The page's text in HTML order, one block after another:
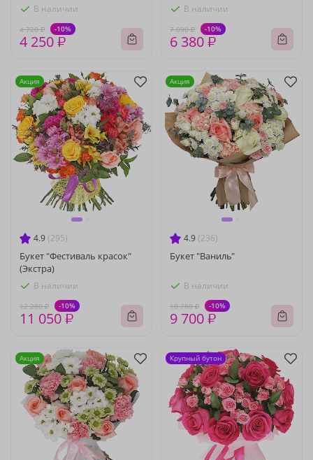
В наличии
4 720 ₽ -10%
4 250 ₽
В наличии
7 090 ₽ -10%
6 380 ₽
4.9 (295)
Букет "Фестиваль красок"
(Экстра)
В наличии
12 280 ₽ -10%
11 050 ₽
Акция
4.9 (236)
Букет "Ваниль"
В наличии
10 780 ₽ -10%
9 700 ₽
Акция
Акция Крупный бутон